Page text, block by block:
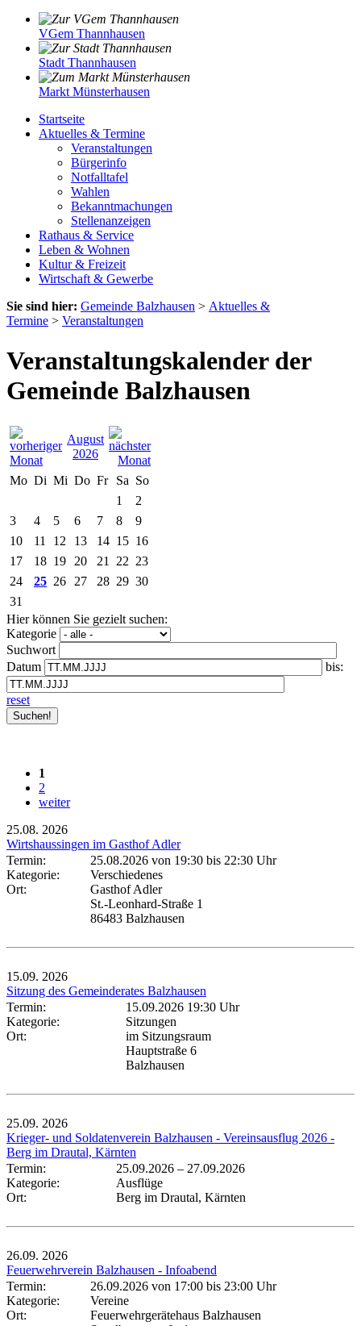
VGem Thannhausen
Stadt Thannhausen
Markt Münsterhausen
Startseite
Aktuelles & Termine
Veranstaltungen
Bürgerinfo
Notfalltafel
Wahlen
Bekanntmachungen
Stellenanzeigen
Rathaus & Service
Leben & Wohnen
Kultur & Freizeit
Wirtschaft & Gewerbe
Sie sind hier: Gemeinde Balzhausen > Aktuelles &
Termine > Veranstaltungen
Veranstaltungskalender der
Gemeinde Balzhausen
August
2026
Mo Di Mi Do Fr Sa So
1
2
3
4 5 6 7 8
9
10
11 12 13 14 15 16
17
18 19 20 21 22 23
24
25 26 27 28 29 30
31
Hier können Sie gezielt suchen:
Kategorie
Suchwort
Datum
bis:
reset
1
2
weiter
25.08. 2026
Wirtshaussingen im Gasthof Adler
Termin:
25.08.2026 von 19:30 bis 22:30 Uhr
Kategorie:
Verschiedenes
Ort:
Gasthof Adler
St.-Leonhard-Straße 1
86483 Balzhausen
15.09. 2026
Sitzung des Gemeinderates Balzhausen
Termin:
15.09.2026 19:30 Uhr
Kategorie:
Sitzungen
Ort:
im Sitzungsraum
Hauptstraße 6
Balzhausen
25.09. 2026
Krieger- und Soldatenverein Balzhausen - Vereinsausflug 2026 -
Berg im Drautal, Kärnten
Termin:
25.09.2026 – 27.09.2026
Kategorie:
Ausflüge
Ort:
Berg im Drautal, Kärnten
26.09. 2026
Feuerwehrverein Balzhausen - Infoabend
Termin:
26.09.2026 von 17:00 bis 23:00 Uhr
Kategorie:
Vereine
Ort:
Feuerwehrgerätehaus Balzhausen